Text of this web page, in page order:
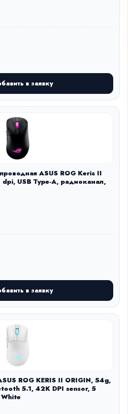
в заявку
ASUS ROG Keris II
USB Type-A, радиоканал,
в заявку
ROG KERIS II ORIGIN, 54g,
5.1, 42K DPI sensor, 5